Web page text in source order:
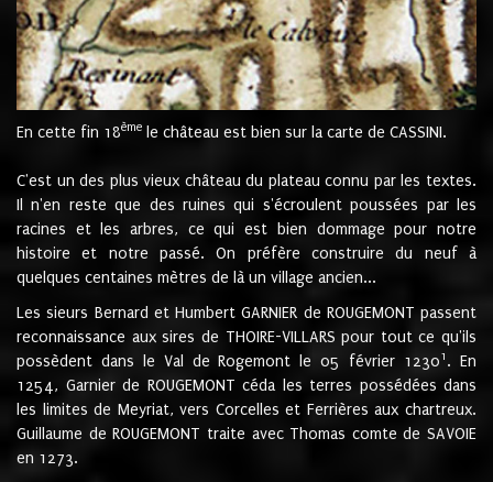
En cette fin 18ème le château est bien sur la carte de CASSINI.
C'est un des plus vieux château du plateau connu par les textes.
Il n'en reste que des ruines qui s'écroulent poussées par les
racines et les arbres, ce qui est bien dommage pour notre
histoire et notre passé. On préfère construire du neuf à
quelques centaines mètres de là un village ancien...
Les sieurs Bernard et Humbert GARNIER de ROUGEMONT passent
reconnaissance aux sires de THOIRE-VILLARS pour tout ce qu'ils
possèdent dans le Val de Rogemont le 05 février 12301 . En
1254, Garnier de ROUGEMONT céda les terres possédées dans
les limites de Meyriat, vers Corcelles et Ferrières aux chartreux.
Guillaume de ROUGEMONT traite avec Thomas comte de SAVOIE
en 1273.